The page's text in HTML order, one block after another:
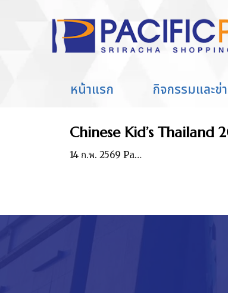
หน้าแรก กิจกรรมและข่
You are here:
Home Entries tagged with
Chinese Kid’s Thailand
14 ก.พ. 2569 Pa…